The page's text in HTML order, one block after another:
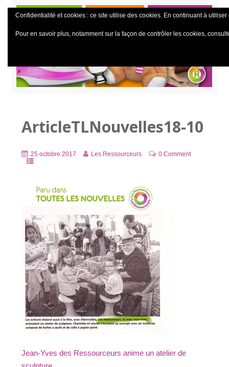
ArticleTLNouvelles18-10
25 octobre 2017 Les Ressourceurs 0 Comment
Jean-Yves des Ressourceurs anime un atelier de
Confidentialité et cookies : ce site utilise des cookies. En continuant à
Pour en savoir plus, notamment sur la façon de contrôler les cookies,